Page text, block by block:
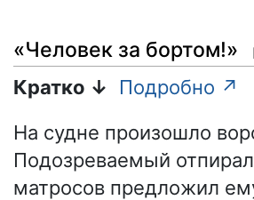
«Человек за бортом!»
Кратко ↓
Подробно ↗
На судне произошло
Подозреваемый
матросов предложил